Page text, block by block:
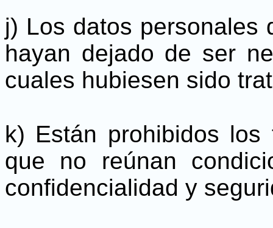
j) Los datos personales
hayan dejado de ser
cuales hubiesen sido
k) Están prohibidos los
que no reúnan
confidencialidad y